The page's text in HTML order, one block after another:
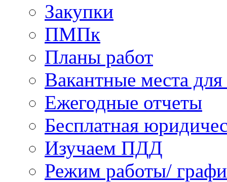
Закупки
ПМПк
Планы работ
Вакантные места
Ежегодные отчеты
Бесплатная
Изучаем ПДД
Режим работы/